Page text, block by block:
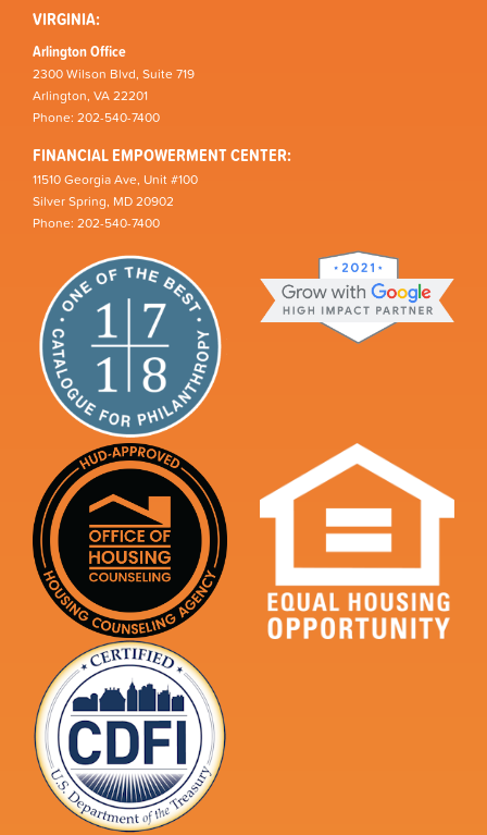
VIRGINIA:
Arlington Office
2300 Wilson Blvd, Suite 719
Arlington, VA 22201
Phone: 202-540-7400
FINANCIAL EMPOWERMENT CENTER:
11510 Georgia Ave, Unit #100
Silver Spring, MD 20902
Phone: 202-540-7400